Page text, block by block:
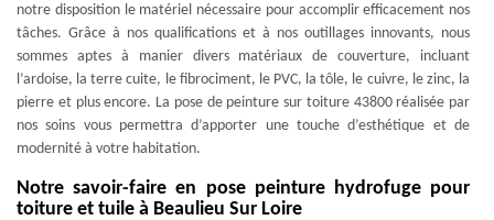
notre disposition le matériel nécessaire pour accomplir efficacement nos
tâches. Grâce à nos qualifications et à nos outillages innovants, nous
sommes aptes à manier divers matériaux de couverture, incluant
l’ardoise, la terre cuite, le fibrociment, le PVC, la tôle, le cuivre, le zinc, la
pierre et plus encore. La pose de peinture sur toiture 43800 réalisée par
nos soins vous permettra d’apporter une touche d’esthétique et de
modernité à votre habitation.
Notre savoir-faire en pose peinture hydrofuge pour
toiture et tuile à Beaulieu Sur Loire